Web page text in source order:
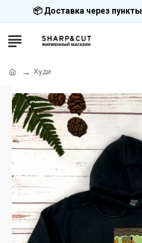
📦 Доставка через пункты
Худи